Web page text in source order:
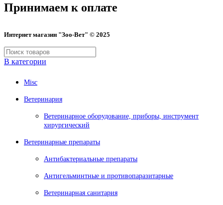
Принимаем к оплате
Интернет магазин "Зоо-Вет" © 2025
В категории
Misc
Ветеринария
Ветеринарное оборудование, приборы, инструмент
хирургический
Ветеринарные препараты
Антибактериальные препараты
Антигельминтные и противопаразитарные
Ветеринарная санитария